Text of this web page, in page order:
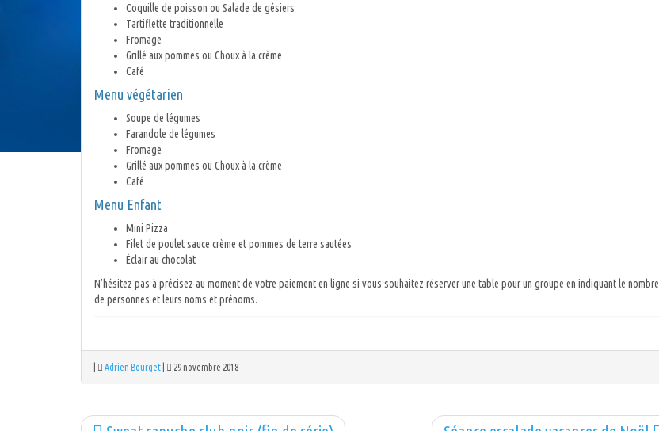
Coquille de poisson ou Salade de gésiers
Tartiflette traditionnelle
Fromage
Grillé aux pommes ou Choux à la crème
Café
Menu végétarien
Soupe de légumes
Farandole de légumes
Fromage
Grillé aux pommes ou Choux à la crème
Café
Menu Enfant
Mini Pizza
Filet de poulet sauce crème et pommes de terre sautées
Éclair au chocolat
N’hésitez pas à précisez au moment de votre paiement en ligne si vous souhaitez réserver une table pour un groupe en indiquant le nombre
de personnes et leurs noms et prénoms.
Adrien Bourget 29 novembre 2018